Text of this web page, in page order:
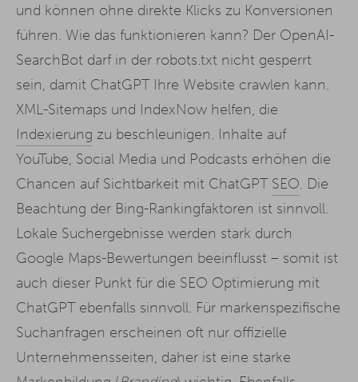
und können ohne direkte Klicks zu Konversionen
führen. Wie das funktionieren kann? Der OpenAI-
SearchBot darf in der robots.txt nicht gesperrt
sein, damit ChatGPT Ihre Website crawlen kann.
XML-Sitemaps und IndexNow helfen, die
Indexierung zu beschleunigen. Inhalte auf
YouTube, Social Media und Podcasts erhöhen die
Chancen auf Sichtbarkeit mit ChatGPT SEO. Die
Beachtung der Bing-Rankingfaktoren ist sinnvoll.
Lokale Suchergebnisse werden stark durch
Google Maps-Bewertungen beeinflusst – somit ist
auch dieser Punkt für die SEO Optimierung mit
ChatGPT ebenfalls sinnvoll. Für markenspezifische
Suchanfragen erscheinen oft nur offizielle
Unternehmensseiten, daher ist eine starke